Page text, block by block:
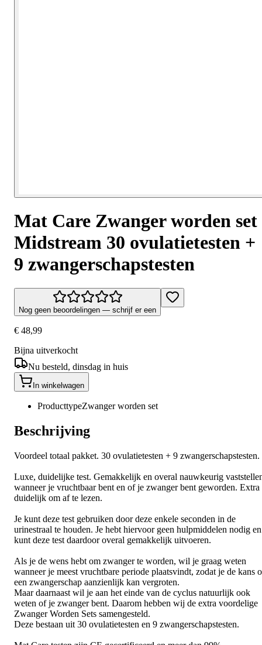
Mat Care Zwanger worden set
Midstream 30 ovulatietesten +
9 zwangerschapstesten
Nog geen beoordelingen — schrijf er een
€ 48,99
Bijna uitverkocht
Nu besteld, dinsdag in huis
In winkelwagen
ProducttypeZwanger worden set
Beschrijving
Voordeel totaal pakket. 30 ovulatietesten + 9 zwangerschapstesten.
Luxe, duidelijke test. Gemakkelijk en overal nauwkeurig
wanneer je vruchtbaar bent en of je zwanger bent geworden. Extra
duidelijk om af te lezen.
Je kunt deze test gebruiken door deze enkele seconden in de
urinestraal te houden. Je hebt hiervoor geen hulpmiddelen nodig en
kunt deze test daardoor overal gemakkelijk uitvoeren.
Als je de wens hebt om zwanger te worden, wil je graag weten
wanneer je meest vruchtbare periode plaatsvindt, zodat je de kans
een zwangerschap aanzienlijk kan vergroten.
Maar daarnaast wil je aan het einde van de cyclus natuurlijk ook
weten of je zwanger bent. Daarom hebben wij de extra voordelige
Zwanger Worden Sets samengesteld.
Deze bestaan uit 30 ovulatietesten en 9 zwangerschapstesten.